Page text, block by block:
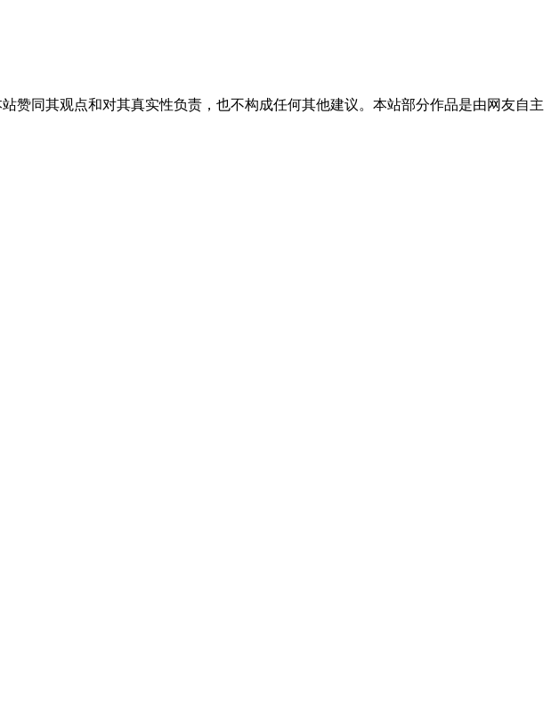
赞同其观点和对其真实性负责，也不构成任何其他建议。本站部分作品是由网友自主